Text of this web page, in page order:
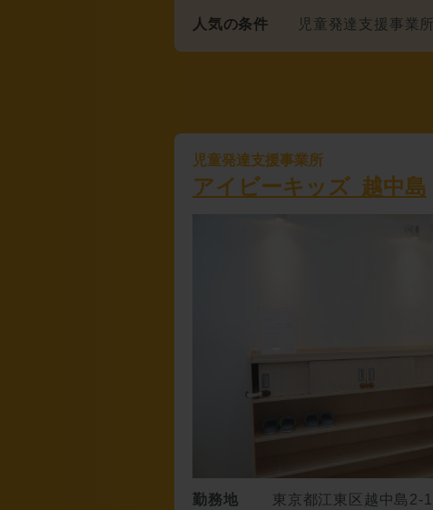
人気の条件 児童発達支援事業所
児童発達支援事業所
アイビーキッズ 越中島
勤務地 東京都江東区越中島2-